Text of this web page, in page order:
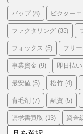
バップ(8) ビクター
ファクタリング (33)
フォックス (5) フリ
事業資金 (9) 即日払い
最安値 (5) 松竹 (4)
育毛剤 (7) 融資 (5)
請求書買取 (13) 資金
ア